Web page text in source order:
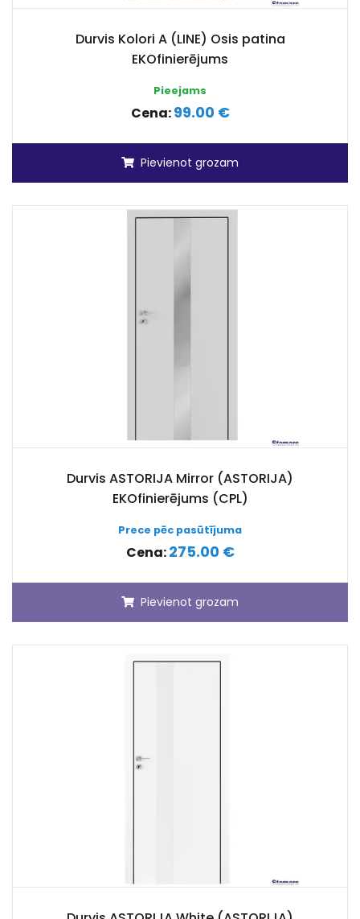
Durvis Kolori A (LINE) Osis patina
EKOfinierējums
Pieejams
Cena:99.00 €
Pievienot grozam
Durvis ASTORIJA Mirror (ASTORIJA)
EKOfinierējums (CPL)
Prece pēc pasūtījuma
Cena:275.00 €
Pievienot grozam